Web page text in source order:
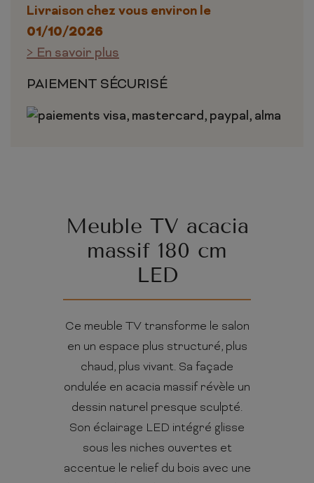
Livraison chez vous environ le
01/10/2026
> En savoir plus
PAIEMENT SÉCURISÉ
Meuble TV acacia
massif 180 cm
LED
Ce meuble TV transforme le salon
en un espace plus structuré, plus
chaud, plus vivant. Sa façade
ondulée en acacia massif révèle un
dessin naturel presque sculpté.
Son éclairage LED intégré glisse
sous les niches ouvertes et
accentue le relief du bois avec une